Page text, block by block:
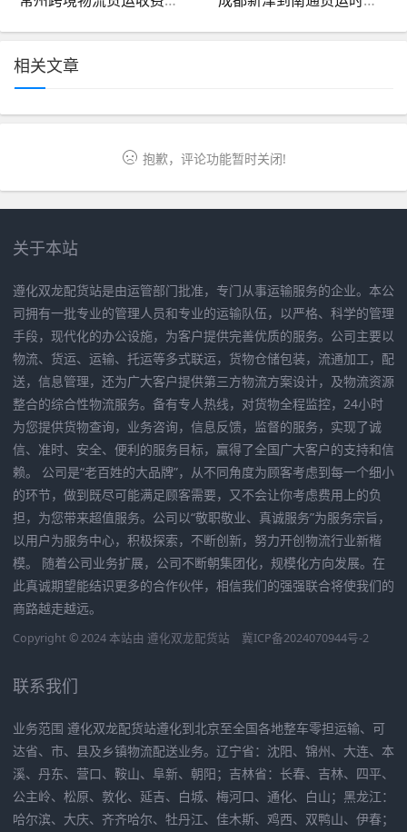
相关文章
抱歉，评论功能暂时关闭!
关于本站
遵化双龙配货站是由运管部门批准，专门从事运输服务的企业。本公
司拥有一批专业的管理人员和专业的运输队伍，以严格、科学的管理
手段，现代化的办公设施，为客户提供完善优质的服务。公司主要以
物流、货运、运输、托运等多式联运，货物仓储包装，流通加工，配
送，信息管理，还为广大客户提供第三方物流方案设计，及物流资源
整合的综合性物流服务。备有专人热线，对货物全程监控，24小时
为您提供货物查询，业务咨询，信息反馈，监督的服务，实现了诚
信、准时、安全、便利的服务目标，赢得了全国广大客户的支持和信
赖。 公司是“老百姓的大品牌”，从不同角度为顾客考虑到每一个细小
的环节，做到既尽可能满足顾客需要，又不会让你考虑费用上的负
担，为您带来超值服务。公司以“敬职敬业、真诚服务”为服务宗旨，
以用户为服务中心，积极探索，不断创新，努力开创物流行业新楷
模。 随着公司业务扩展，公司不断朝集团化，规模化方向发展。在
此真诚期望能结识更多的合作伙伴，相信我们的强强联合将使我们的
商路越走越远。
Copyright © 2024 本站由 遵化双龙配货站 冀ICP备2024070944号-2
联系我们
业务范围 遵化双龙配货站遵化到北京至全国各地整车零担运输、可
达省、市、县及乡镇物流配送业务。辽宁省：沈阳、锦州、大连、本
溪、丹东、营口、鞍山、阜新、朝阳；吉林省：长春、吉林、四平、
公主岭、松原、敦化、延吉、白城、梅河口、通化、白山；黑龙江：
哈尔滨、大庆、齐齐哈尔、牡丹江、佳木斯、鸡西、双鸭山、伊春；